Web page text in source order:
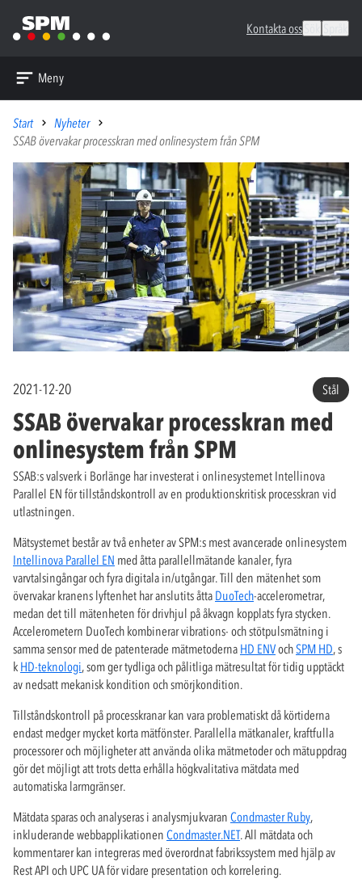
Kontakta oss
Meny
Start
Nyheter
SSAB övervakar processkran med onlinesystem från SPM
2021-12-20 Stål
SSAB övervakar processkran med
onlinesystem från SPM
SSAB:s valsverk i Borlänge har investerat i onlinesystemet Intellinova
Parallel EN för tillståndskontroll av en produktionskritisk processkran vid
utlastningen.
Mätsystemet består av två enheter av SPM:s mest avancerade onlinesystem
Intellinova Parallel EN med åtta parallellmätande kanaler, fyra
varvtalsingångar och fyra digitala in/utgångar. Till den mätenhet som
övervakar kranens lyftenhet har anslutits åtta DuoTech-accelerometrar,
medan det till mätenheten för drivhjul på åkvagn kopplats fyra stycken.
Accelerometern DuoTech kombinerar vibrations- och stötpulsmätning i
samma sensor med de patenterade mätmetoderna HD ENVochSPM HD, s
k HD-teknologi, som ger tydliga och pålitliga mätresultat för tidig upptäckt
av nedsatt mekanisk kondition och smörjkondition.
Tillståndskontroll på processkranar kan vara problematiskt då körtiderna
endast medger mycket korta mätfönster. Parallella mätkanaler, kraftfulla
processorer och möjligheter att använda olika mätmetoder och mätuppdrag
gör det möjligt att trots detta erhålla högkvalitativa mätdata med
automatiska larmgränser.
Mätdata sparas och analyseras i analysmjukvaran Condmaster Ruby,
inkluderande webbapplikationen Condmaster.NET. All mätdata och
kommentarer kan integreras med överordnat fabrikssystem med hjälp av
Rest API och UPC UA för vidare presentation och korrelering.